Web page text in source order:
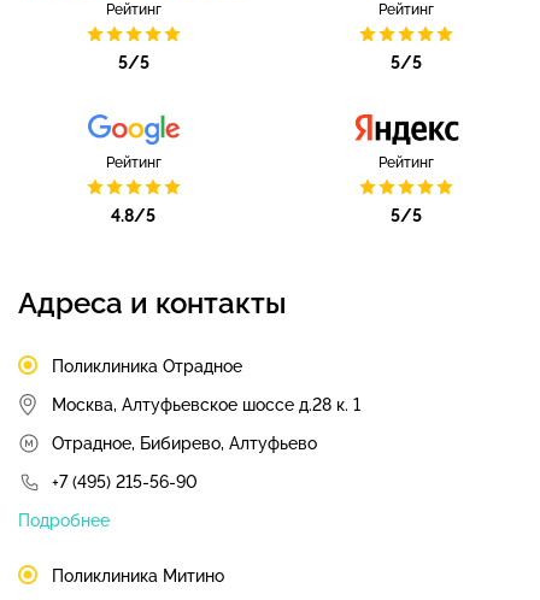
Рейтинг
5/5
Рейтинг
5/5
Рейтинг
4.8/5
Рейтинг
5/5
Адреса и контакты
Поликлиника Отрадное
Москва, Алтуфьевское шоссе д.28 к. 1
Отрадное, Бибирево, Алтуфьево
+7 (495) 215-56-90
Подробнее
Поликлиника Митино